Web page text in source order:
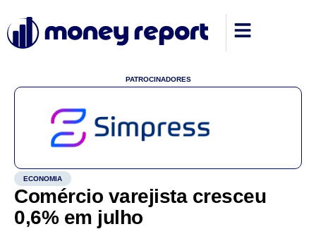
PATROCINADORES
ECONOMIA
Comércio varejista cresceu
0,6% em julho